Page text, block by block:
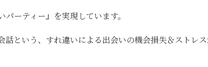
ーティー』を実現しています。
話という、すれ違いによる出会いの機会損失＆ストレ